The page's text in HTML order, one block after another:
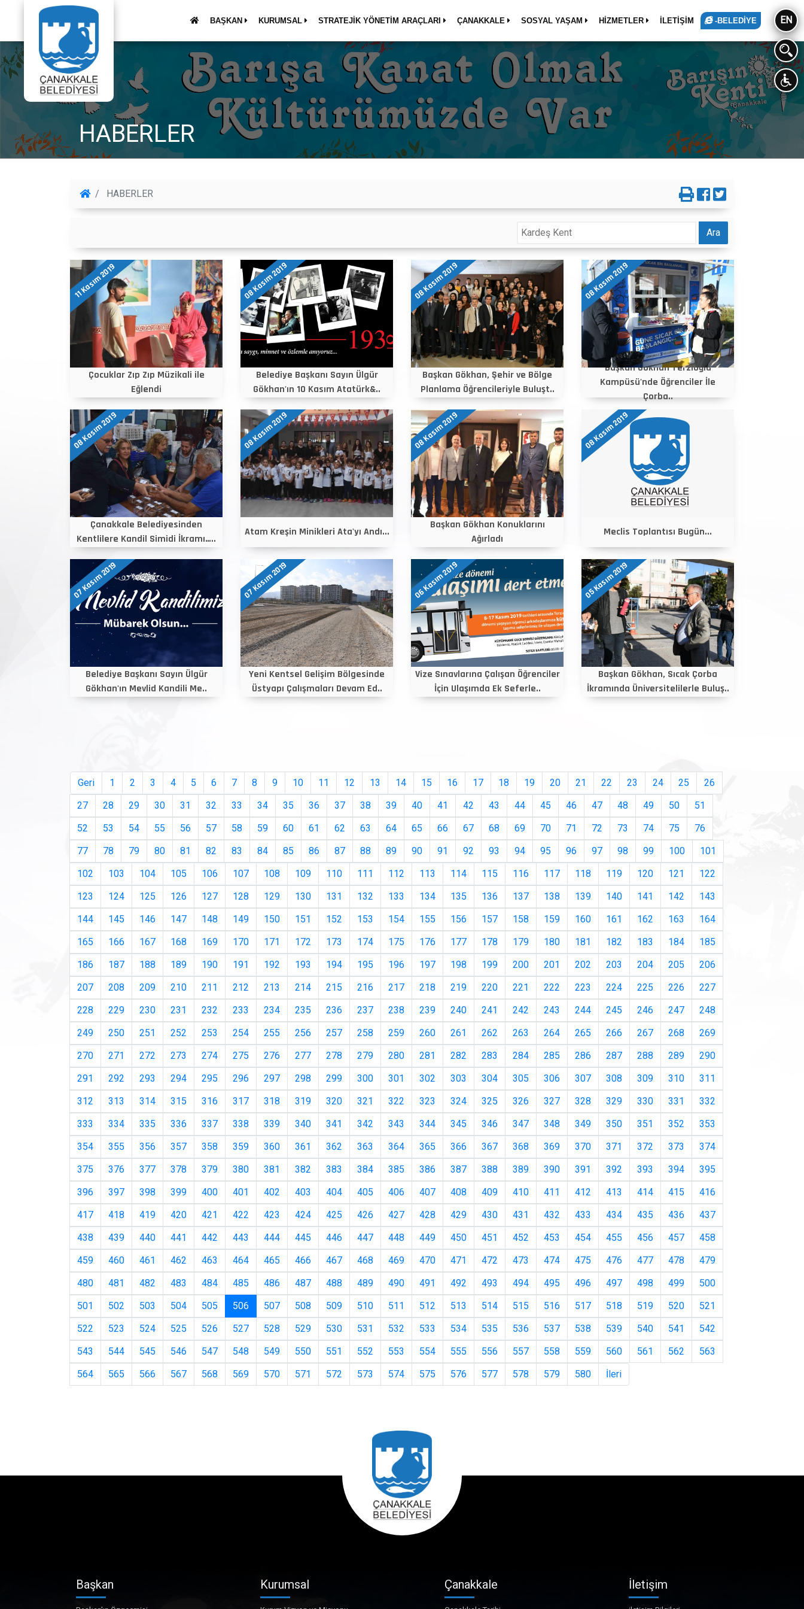
BAŞKAN KURUMSAL STRATEJİK YÖNETİM ARAÇLARI ÇANAKKALE SOSYAL YAŞAM HİZMETLER İLETİŞİM -BELEDİYE EN
HABERLER
HABERLER
Ara
11 Kasım 2019
Çocuklar Zıp Zıp Müzikali ile
Eğlendi
08 Kasım 2019
Belediye Başkanı Sayın Ülgür
Gökhan'ın 10 Kasım Atatürk&..
08 Kasım 2019
Başkan Gökhan, Şehir ve Bölge
Planlama Öğrencileriyle Buluşt..
08 Kasım 2019
Başkan Gökhan Terzioğlu
Kampüsü'nde Öğrenciler İle
Çorba..
08 Kasım 2019
Çanakkale Belediyesinden
Kentlilere Kandil Simidi İkramı…..
08 Kasım 2019
Atam Kreşin Minikleri Ata'yı Andı...
08 Kasım 2019
Başkan Gökhan Konuklarını
Ağırladı
08 Kasım 2019
Meclis Toplantısı Bugün...
07 Kasım 2019
Belediye Başkanı Sayın Ülgür
Gökhan'ın Mevlid Kandili Me..
07 Kasım 2019
Yeni Kentsel Gelişim Bölgesinde
Üstyapı Çalışmaları Devam Ed..
06 Kasım 2019
Vize Sınavlarına Çalışan Öğrenciler
İçin Ulaşımda Ek Seferle..
05 Kasım 2019
Başkan Gökhan, Sıcak Çorba
İkramında Üniversitelilerle Buluş..
Geri 1 2 3 4 5 6 7 8 9 10 11 12 13 14 15 16 17 18 19 20 21 22 23 24 25
26
27
28 29 30 31 32 33 34 35 36 37 38 39 40 41 42 43 44 45 46 47 48 49 50
51
52
53 54 55 56 57 58 59 60 61 62 63 64 65 66 67 68 69 70 71 72 73 74 75
76
77
78 79 80 81 82 83 84 85 86 87 88 89 90 91 92 93 94 95 96 97 98 99 100
101
102
103 104 105 106 107 108 109 110 111 112 113 114 115 116 117 118 119 120 121
122
123
124 125 126 127 128 129 130 131 132 133 134 135 136 137 138 139 140 141 142
143
144
145 146 147 148 149 150 151 152 153 154 155 156 157 158 159 160 161 162 163
164
165
166 167 168 169 170 171 172 173 174 175 176 177 178 179 180 181 182 183 184
185
186
187 188 189 190 191 192 193 194 195 196 197 198 199 200 201 202 203 204 205
206
207
208 209 210 211 212 213 214 215 216 217 218 219 220 221 222 223 224 225 226
227
228
229 230 231 232 233 234 235 236 237 238 239 240 241 242 243 244 245 246 247
248
249
250 251 252 253 254 255 256 257 258 259 260 261 262 263 264 265 266 267 268
269
270
271 272 273 274 275 276 277 278 279 280 281 282 283 284 285 286 287 288 289
290
291
292 293 294 295 296 297 298 299 300 301 302 303 304 305 306 307 308 309 310
311
312
313 314 315 316 317 318 319 320 321 322 323 324 325 326 327 328 329 330 331
332
333
334 335 336 337 338 339 340 341 342 343 344 345 346 347 348 349 350 351 352
353
354
355 356 357 358 359 360 361 362 363 364 365 366 367 368 369 370 371 372 373
374
375
376 377 378 379 380 381 382 383 384 385 386 387 388 389 390 391 392 393 394
395
396
397 398 399 400 401 402 403 404 405 406 407 408 409 410 411 412 413 414 415
416
417
418 419 420 421 422 423 424 425 426 427 428 429 430 431 432 433 434 435 436
437
438
439 440 441 442 443 444 445 446 447 448 449 450 451 452 453 454 455 456 457
458
459
460 461 462 463 464 465 466 467 468 469 470 471 472 473 474 475 476 477 478
479
480
481 482 483 484 485 486 487 488 489 490 491 492 493 494 495 496 497 498 499
500
501
502 503 504 505 506 (current)
507 508 509 510 511 512 513 514 515 516 517 518 519 520
521
522
523 524 525 526 527 528 529 530 531 532 533 534 535 536 537 538 539 540 541
542
543
544 545 546 547 548 549 550 551 552 553 554 555 556 557 558 559 560 561 562
563
564
565 566 567 568 569 570 571 572 573 574 575 576 577 578 579 580 İleri
Başkan Kurumsal Çanakkale İletişim